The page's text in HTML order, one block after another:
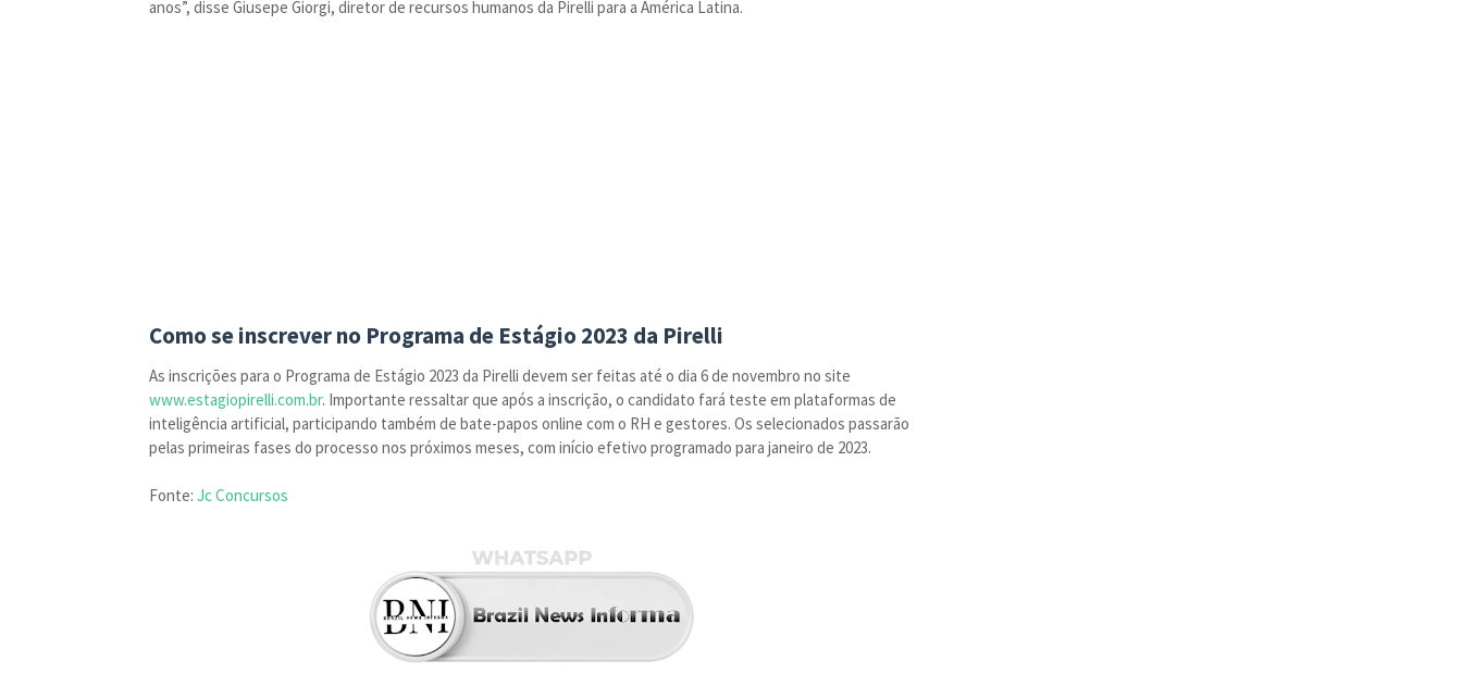
anos”, disse Giusepe Giorgi, diretor de recursos humanos da Pirelli para a América Latina.
Como se inscrever no Programa de Estágio 2023 da Pirelli
As inscrições para o Programa de Estágio 2023 da Pirelli devem ser feitas até o dia 6 de novembro no site
www.estagiopirelli.com.br. Importante ressaltar que após a inscrição, o candidato fará teste em plataformas de
inteligência artificial, participando também de bate-papos online com o RH e gestores. Os selecionados passarão
pelas primeiras fases do processo nos próximos meses, com início efetivo programado para janeiro de 2023.
Fonte: Jc Concursos